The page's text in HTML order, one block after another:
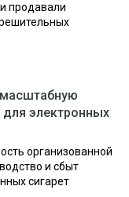
продавали
масштабную
электронных
организованной
и сбыт
сигарет